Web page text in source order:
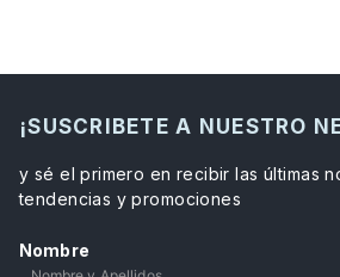
¡SUSCRIBETE A NUESTRO
y sé el primero en recibir las últimas
tendencias y promociones
Nombre